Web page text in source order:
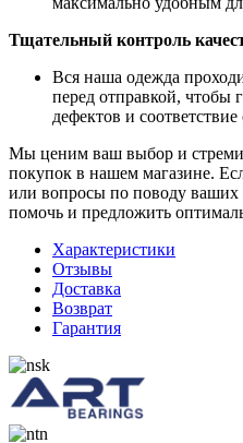
Тщательный контроль
Вся наша одежда
перед отправкой, чтобы
дефектов и соответствие
Мы ценим ваш выбор и
покупок в нашем магазине.
или вопросы по поводу ваших
помочь и предложить
Характеристики
Отзывы
Доставка
Возврат
Гарантия